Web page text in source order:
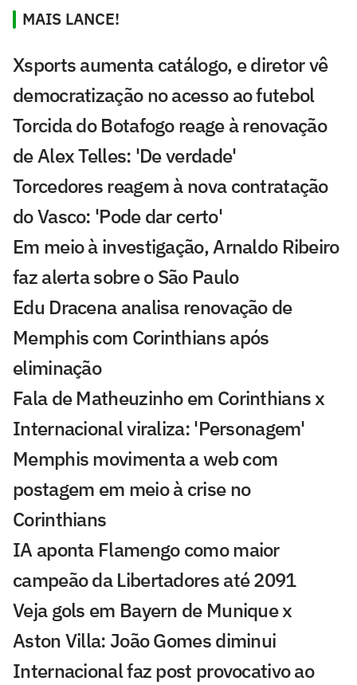
MAIS LANCE!
Xsports aumenta catálogo, e diretor vê
democratização no acesso ao futebol
Torcida do Botafogo reage à renovação
de Alex Telles: 'De verdade'
Torcedores reagem à nova contratação
do Vasco: 'Pode dar certo'
Em meio à investigação, Arnaldo Ribeiro
faz alerta sobre o São Paulo
Edu Dracena analisa renovação de
Memphis com Corinthians após
eliminação
Fala de Matheuzinho em Corinthians x
Internacional viraliza: 'Personagem'
Memphis movimenta a web com
postagem em meio à crise no
Corinthians
IA aponta Flamengo como maior
campeão da Libertadores até 2091
Veja gols em Bayern de Munique x
Aston Villa: João Gomes diminui
Internacional faz post provocativo ao